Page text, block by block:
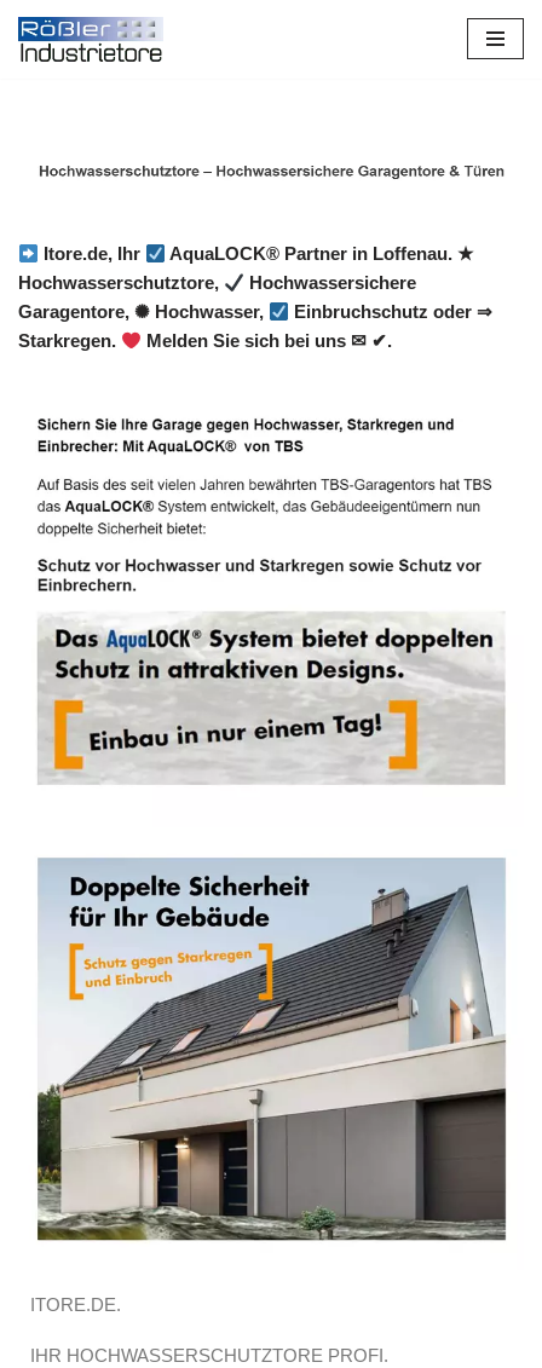
Zum
Itore.de, Ihr
AquaLOCK® Partner in Loffenau. ★
Hochwasserschutztore,
Hochwassersichere
Garagentore, ✺ Hochwasser,
Einbruchschutz oder ⇒
Starkregen.
Melden Sie sich bei uns ✉ ✔.
ITORE.DE.
IHR HOCHWASSERSCHUTZTORE PROFI.